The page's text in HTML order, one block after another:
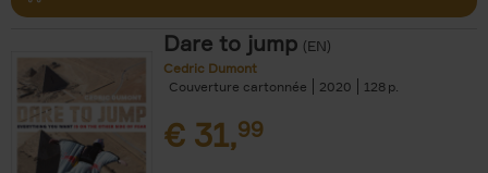
Dare to jump (EN)
Cedric Dumont
Couverture cartonnée
2020 128
€ 31,99